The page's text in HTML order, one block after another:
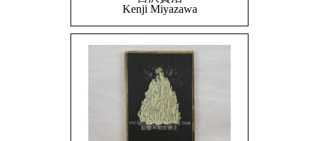
Kenji Miyazawa